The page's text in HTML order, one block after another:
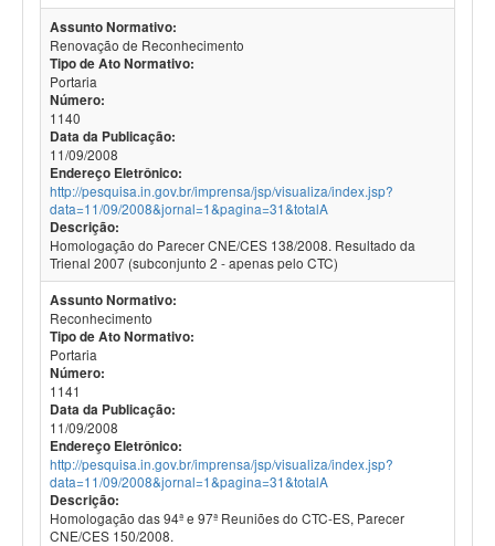
Assunto Normativo:
Renovação de Reconhecimento
Tipo de Ato Normativo:
Portaria
Número:
1140
Data da Publicação:
11/09/2008
Endereço Eletrônico:
http://pesquisa.in.gov.br/imprensa/jsp/visualiza/index.jsp?
data=11/09/2008&jornal=1&pagina=31&totalA
Descrição:
Homologação do Parecer CNE/CES 138/2008. Resultado da
Trienal 2007 (subconjunto 2 - apenas pelo CTC)
Assunto Normativo:
Reconhecimento
Tipo de Ato Normativo:
Portaria
Número:
1141
Data da Publicação:
11/09/2008
Endereço Eletrônico:
http://pesquisa.in.gov.br/imprensa/jsp/visualiza/index.jsp?
data=11/09/2008&jornal=1&pagina=31&totalA
Descrição:
Homologação das 94ª e 97ª Reuniões do CTC-ES, Parecer
CNE/CES 150/2008.